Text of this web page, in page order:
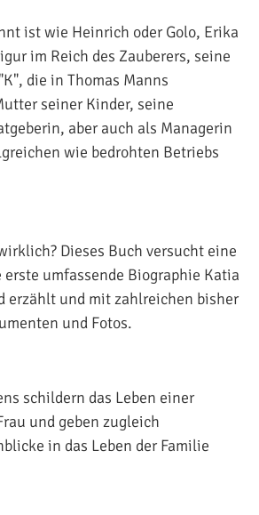
ist wie Heinrich oder Golo, Erika
im Reich des Zauberers, seine
die in Thomas Manns
seiner Kinder, seine
aber auch als Managerin
wie bedrohten Betriebs
Dieses Buch versucht eine
umfassende Biographie Katia
erzählt und mit zahlreichen bisher
und Fotos.
schildern das Leben einer
und geben zugleich
in das Leben der Familie